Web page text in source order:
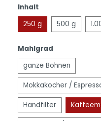
Inhalt
250 g
500 g
Mahlgrad
ganze Bohnen
Mokkakocher /
Handfilter